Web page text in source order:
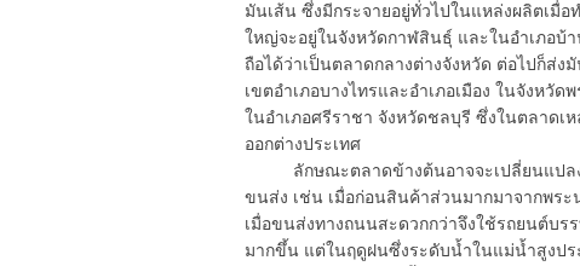
มันเส้น ซึ่งมีกระจายอยู่ทั่วไปในแหล่งผลิตเมื่
ใหญ่จะอยู่ในจังหวัดกาฬสินธุ์ และในอำเภอบ้
ถือได้ว่าเป็นตลาดกลางต่างจังหวัด ต่อไปก็ส่
เขตอำเภอบางไทรและอำเภอเมือง ในจังหวั
ในอำเภอศรีราชา จังหวัดชลบุรี ซึ่งในตลาดเ
ออกต่างประเทศ
ลักษณะตลาดข้างต้นอาจจะเปลี่ยนแปลง
ขนส่ง เช่น เมื่อก่อนสินค้าส่วนมากมาจากพระ
เมื่อขนส่งทางถนนสะดวกกว่าจึงใช้รถยนต์บ
มากขึ้น แต่ในฤดูฝนซึ่งระดับน้ำในแม่น้ำสูงปร